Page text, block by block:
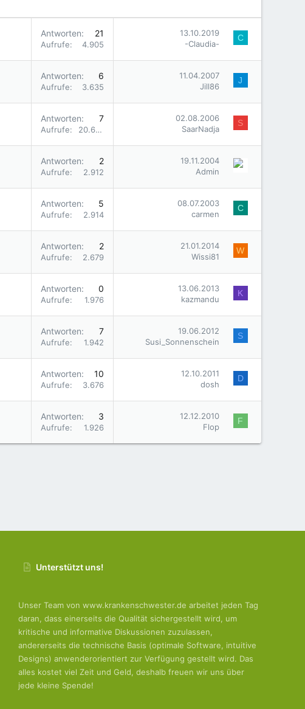
Antworten 21
Aufrufe 4.905
13.10.2019
-Claudia-
C
Antworten 6
Aufrufe 3.635
11.04.2007
Jill86
J
Antworten 7
Aufrufe 20.646
02.08.2006
SaarNadja
S
Antworten 2
Aufrufe 2.912
19.11.2004
Admin
Antworten 5
Aufrufe 2.914
08.07.2003
carmen
C
Antworten 2
Aufrufe 2.679
21.01.2014
Wissi81
W
Antworten 0
Aufrufe 1.976
13.06.2013
kazmandu
K
Antworten 7
Aufrufe 1.942
19.06.2012
Susi_Sonnenschein
S
Antworten 10
Aufrufe 3.676
12.10.2011
dosh
D
Antworten 3
Aufrufe 1.926
12.12.2010
Flop
F
Unterstützt uns!
Unser Team von www.krankenschwester.de arbeitet jeden Tag
daran, dass einerseits die Qualität sichergestellt wird, um
kritische und informative Diskussionen zuzulassen,
andererseits die technische Basis (optimale Software, intuitive
Designs) anwenderorientiert zur Verfügung gestellt wird. Das
alles kostet viel Zeit und Geld, deshalb freuen wir uns über
jede kleine Spende!